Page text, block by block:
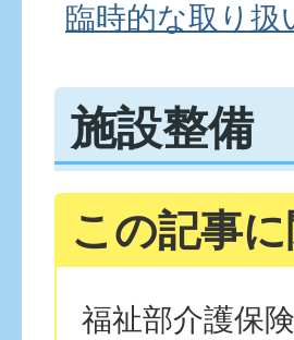
臨時的な取り扱
施設整備
この記事
福祉部介護保